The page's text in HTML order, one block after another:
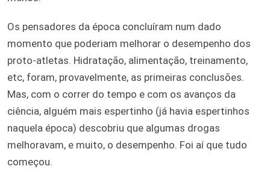
Os pensadores da época concluíram num dado
momento que poderiam melhorar o desempenho dos
proto-atletas. Hidratação, alimentação, treinamento,
etc, foram, provavelmente, as primeiras conclusões.
Mas, com o correr do tempo e com os avanços da
ciência, alguém mais espertinho (já havia espertinhos
naquela época) descobriu que algumas drogas
melhoravam, e muito, o desempenho. Foi aí que tudo
começou.